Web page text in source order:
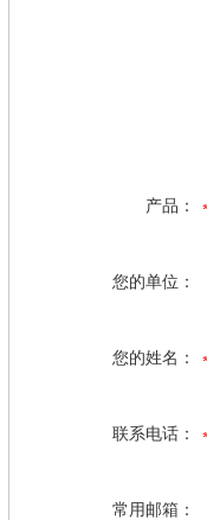
产品：
您的单位：
您的姓名：
联系电话：
常用邮箱：